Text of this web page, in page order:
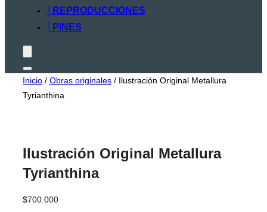
│REPRODUCCIONES
│PINES
Alternar
la
barra
lateral
Inicio / Obras originales / Ilustración Original Metallura
Tyrianthina
Ilustración Original Metallura
Tyrianthina
$700.000